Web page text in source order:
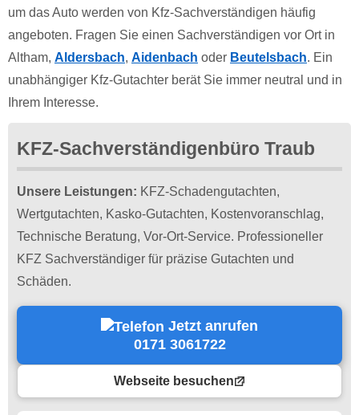
um das Auto werden von Kfz-Sachverständigen häufig
angeboten. Fragen Sie einen Sachverständigen vor Ort in
Altham, Aldersbach, Aidenbach oder Beutelsbach. Ein
unabhängiger Kfz-Gutachter berät Sie immer neutral und in
Ihrem Interesse.
KFZ-Sachverständigenbüro Traub
Unsere Leistungen: KFZ-Schadengutachten,
Wertgutachten, Kasko-Gutachten, Kostenvoranschlag,
Technische Beratung, Vor-Ort-Service. Professioneller
KFZ Sachverständiger für präzise Gutachten und
Schäden.
Jetzt anrufen
0171 3061722
Webseite besuchen